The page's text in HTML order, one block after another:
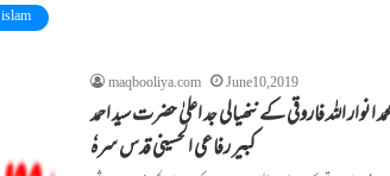
islam
maqbooliya.com June 10, 2019
انوار اللہ فاروقی کے ننھیالی جد اعلیٰ حضرت سید احمد
کبیر رفاعی الحسینی قدس سرہٗ